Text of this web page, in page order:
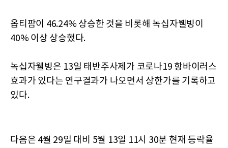
옵티팜이 46.24% 상승한 것을 비롯해 녹십자웰빙이
40% 이상 상승했다.
녹십자웰빙은 13일 태반주사제가 코로나19 항바이러스
효과가 있다는 연구결과가 나오면서 상한가를 기록하고
있다.
다음은 4월 29일 대비 5월 13일 11시 30분 현재 등락율